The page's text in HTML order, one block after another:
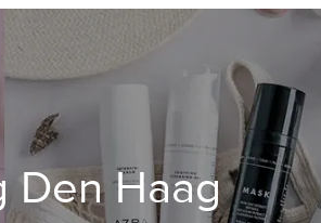
Den Haag